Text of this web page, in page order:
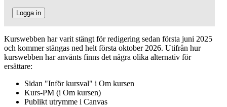
Logga in
Kurswebben har varit stängt för redigering sedan första juni 2025
och kommer stängas ned helt första oktober 2026. Utifrån hur
kurswebben har använts finns det några olika alternativ för
ersättare:
Sidan "Inför kursval" i Om kursen
Kurs-PM (i Om kursen)
Publikt utrymme i Canvas